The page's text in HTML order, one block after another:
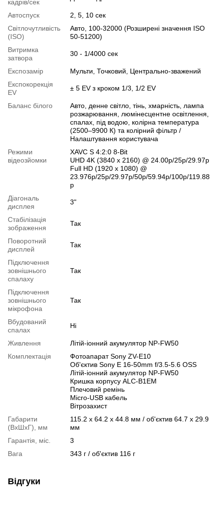
кадрів/сек
Автоспуск
2, 5, 10 сек
Світлочутливість
(ISO)
Авто, 100-32000 (Розширені значення ISO
50-51200)
Витримка
затвора
30 - 1/4000 сек
Експозамір
Мульти, Точковий, Центрально-зважений
Експокорекція
EV
± 5 EV з кроком 1/3, 1/2 EV
Баланс білого
Авто, денне світло, тінь, хмарність, лампа
розжарювання, люмінесцентне освітлення,
спалах, під водою, колірна температура
(2500–9900 К) та колірний фільтр /
Налаштування користувача
Режими
відеозйомки
XAVC S 4:2:0 8-Bit
UHD 4K (3840 x 2160) @ 24.00p/25p/29.97p
Full HD (1920 x 1080) @
23.976p/25p/29.97p/50p/59.94p/100p/119.88
p
Діагональ
дисплея
3"
Cтабілізація
зображення
Так
Поворотний
дисплей
Так
Підключення
зовнішнього
спалаху
Так
Підключення
зовнішнього
мікрофона
Так
Вбудований
спалах
Ні
Живлення
Літій-іонний акумулятор NP-FW50
Комплектація
Фотоапарат Sony ZV-E10
Об'єктив Sony E 16-50mm f/3.5-5.6 OSS
Літій-іонний акумулятор NP-FW50
Кришка корпусу ALC-B1EM
Плечовий ремінь
Micro-USB кабель
Вітрозахист
Габарити
(ВхШхГ), мм
115.2 x 64.2 x 44.8 мм / об'єктив 64.7 x 29.9
мм
Гарантія, міс.
3
Вага
343 г / об'єктив 116 г
Відгуки